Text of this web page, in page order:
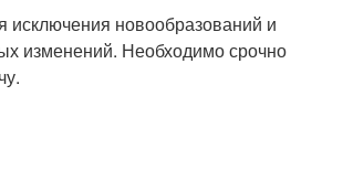
исключения новообразований и
изменений. Необходимо срочно